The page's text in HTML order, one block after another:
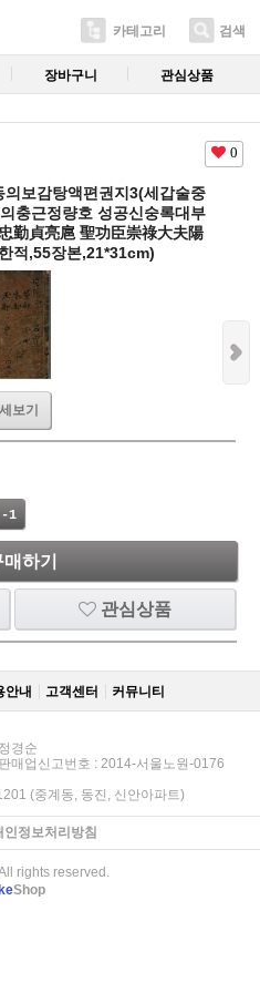
카테고리 검색
장바구니 관심상품
0
보감탕액편권지3(세갑술중
충근정량호 성공신숭록대부
勤貞亮扈 聖功臣崇祿大夫陽
적,55장본,21*31cm)
보기
-1
매하기
관심상품
안내 고객센터 커뮤니티
경순
매업신고번호 : 2014-서울노원-0176
(중계동, 동진, 신안아파트)
인정보처리방침
rights reserved.
Shop